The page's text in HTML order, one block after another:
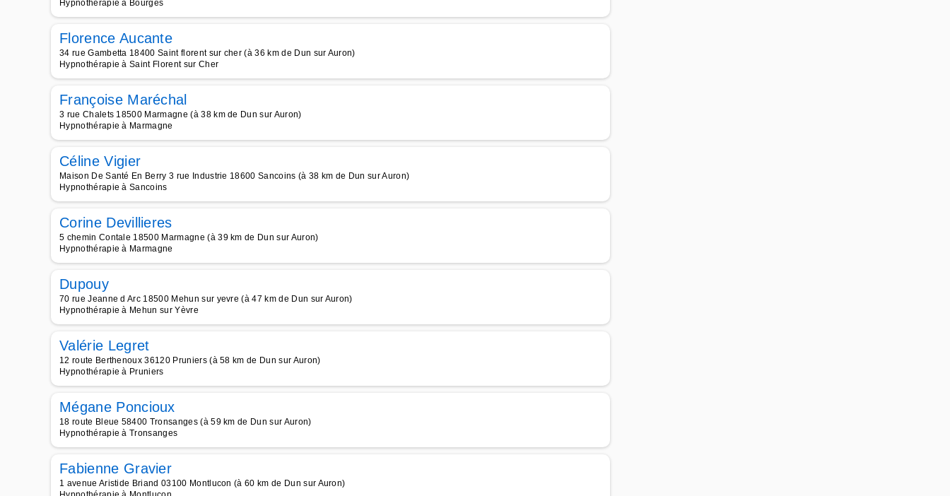
Hypnothérapie à Bourges
Florence Aucante
34 rue Gambetta 18400 Saint florent sur cher (à 36 km de Dun sur Auron)
Hypnothérapie à Saint Florent sur Cher
Françoise Maréchal
3 rue Chalets 18500 Marmagne (à 38 km de Dun sur Auron)
Hypnothérapie à Marmagne
Céline Vigier
Maison De Santé En Berry 3 rue Industrie 18600 Sancoins (à 38 km de Dun sur Auron)
Hypnothérapie à Sancoins
Corine Devillieres
5 chemin Contale 18500 Marmagne (à 39 km de Dun sur Auron)
Hypnothérapie à Marmagne
Dupouy
70 rue Jeanne d Arc 18500 Mehun sur yevre (à 47 km de Dun sur Auron)
Hypnothérapie à Mehun sur Yèvre
Valérie Legret
12 route Berthenoux 36120 Pruniers (à 58 km de Dun sur Auron)
Hypnothérapie à Pruniers
Mégane Poncioux
18 route Bleue 58400 Tronsanges (à 59 km de Dun sur Auron)
Hypnothérapie à Tronsanges
Fabienne Gravier
1 avenue Aristide Briand 03100 Montlucon (à 60 km de Dun sur Auron)